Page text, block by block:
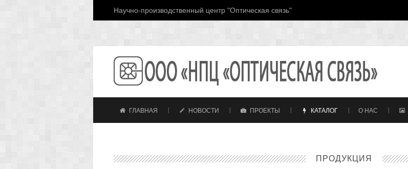
Научно-производственный центр "Оптическая связь"
ГЛАВНАЯ НОВОСТИ ПРОЕКТЫ КАТАЛОГ О НАС
ПРОДУКЦИЯ